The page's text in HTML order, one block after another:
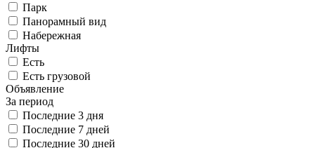
Парк
Панорамный вид
Набережная
Лифты
Есть
Есть грузовой
Объявление
За период
Последние 3 дня
Последние 7 дней
Последние 30 дней